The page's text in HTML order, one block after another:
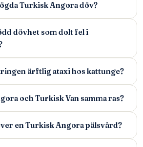
Turkisk Angora döv?
dövhet som dolt fel i
ärftlig ataxi hos kattunge?
och Turkisk Van samma ras?
en Turkisk Angora pälsvård?